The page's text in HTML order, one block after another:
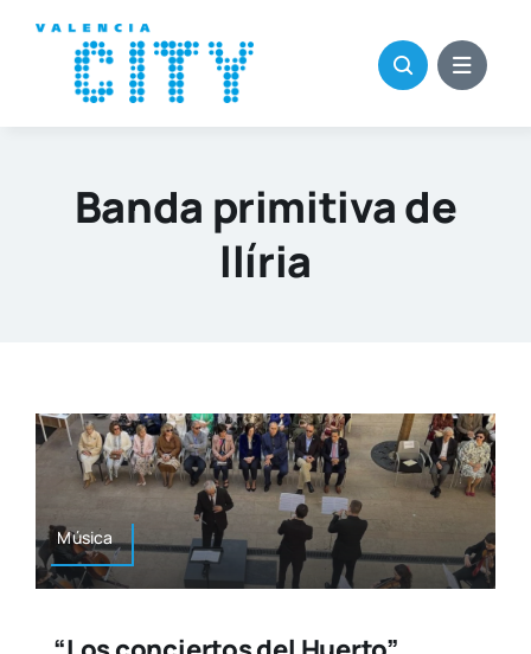
contenido
Banda primitiva de
llíria
Músi­ca